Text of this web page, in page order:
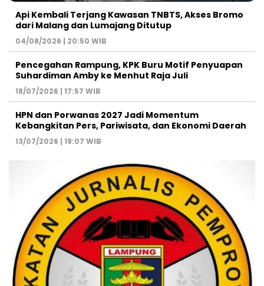
Api Kembali Terjang Kawasan TNBTS, Akses Bromo
dari Malang dan Lumajang Ditutup
04/08/2026 | 20:50 WIB
Pencegahan Rampung, KPK Buru Motif Penyuapan
Suhardiman Amby ke Menhut Raja Juli
18/07/2026 | 17:57 WIB
HPN dan Porwanas 2027 Jadi Momentum
Kebangkitan Pers, Pariwisata, dan Ekonomi Daerah
13/07/2026 | 19:07 WIB